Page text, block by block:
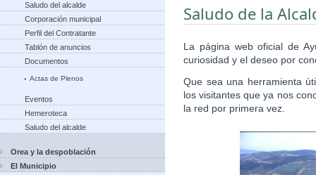
Saludo del alcalde
Corporación municipal
Perfil del Contratante
Tablón de anuncios
Documentos
Actas de Plenos
Eventos
Hemeroteca
Saludo del alcalde
Orea y la despoblación
El Municipio
Saludo de la
La página web oficial de
curiosidad y el deseo por
Que sea una herramienta
los visitantes que ya nos
la red por primera vez.